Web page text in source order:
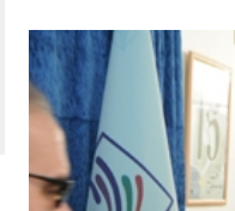
می شویم